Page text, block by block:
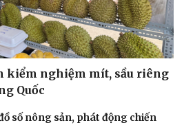
kiểm nghiệm mít, sầu riêng
Quốc
số nông sản, phát động chiến